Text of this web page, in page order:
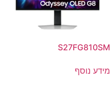
S27FG810SM
מידע נוסף